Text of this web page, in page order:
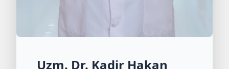
Uzm. Dr. Kadir Hakan